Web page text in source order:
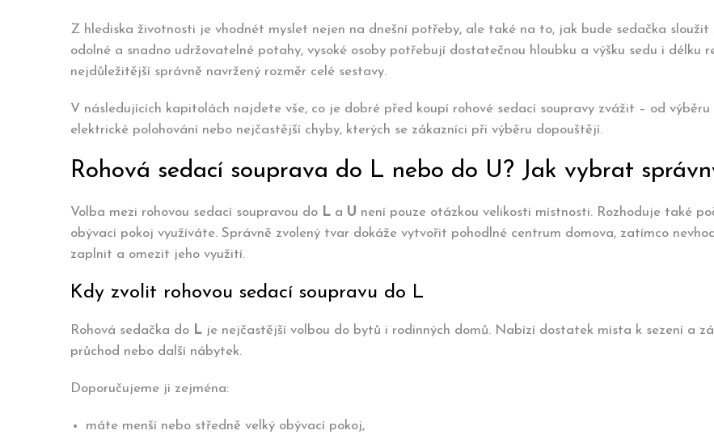
Z hlediska životnosti je vhodnét myslet nejen na dnešní potřeby, ale také na to, jak bude sedačka
odolné a snadno udržovatelné potahy, vysoké osoby potřebují dostatečnou hloubku a výšku sedu i délku
nejdůležitější správně navržený rozměr celé sestavy.
V následujících kapitolách najdete vše, co je dobré před koupí rohové sedací soupravy zvážit – od
elektrické polohování nebo nejčastější chyby, kterých se zákazníci při výběru dopouštějí.
Rohová sedací souprava do L nebo do U? Jak vybrat
Volba mezi rohovou sedací soupravou do L a U není pouze otázkou velikosti místnosti. Rozhoduje také
obývací pokoj využíváte. Správně zvolený tvar dokáže vytvořit pohodlné centrum domova, zatímco
zaplnit a omezit jeho využití.
Kdy zvolit rohovou sedací soupravu do L
Rohová sedačka do L je nejčastější volbou do bytů i rodinných domů. Nabízí dostatek místa k sezení a
průchod nebo další nábytek.
Doporučujeme ji zejména:
máte menší nebo středně velký obývací pokoj,